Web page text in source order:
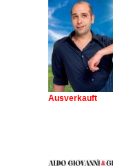
Ausverkauft